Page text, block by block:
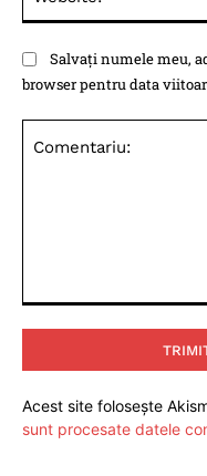
Salvați numele meu,
browser pentru data
Acest site folosește
sunt procesate datele